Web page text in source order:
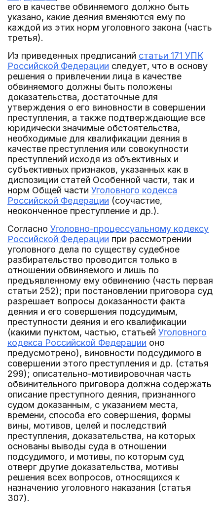
его в качестве обвиняемого должно быть
указано, какие деяния вменяются ему по
каждой из этих норм уголовного закона (часть
третья).
Из приведенных предписаний статьи 171 УПК
Российской Федерации следует, что в основу
решения о привлечении лица в качестве
обвиняемого должны быть положены
доказательства, достаточные для
утверждения о его виновности в совершении
преступления, а также подтверждающие все
юридически значимые обстоятельства,
необходимые для квалификации деяния в
качестве преступления или совокупности
преступлений исходя из объективных и
субъективных признаков, указанных как в
диспозиции статей Особенной части, так и
норм Общей части Уголовного кодекса
Российской Федерации (соучастие,
неоконченное преступление и др.).
Согласно Уголовно-процессуальному кодексу
Российской Федерации при рассмотрении
уголовного дела по существу судебное
разбирательство проводится только в
отношении обвиняемого и лишь по
предъявленному ему обвинению (часть первая
статьи 252); при постановлении приговора суд
разрешает вопросы доказанности факта
деяния и его совершения подсудимым,
преступности деяния и его квалификации
(какими пунктом, частью, статьей Уголовного
кодекса Российской Федерации оно
предусмотрено), виновности подсудимого в
совершении этого преступления и др. (статья
299); описательно-мотивировочная часть
обвинительного приговора должна содержать
описание преступного деяния, признанного
судом доказанным, с указанием места,
времени, способа его совершения, формы
вины, мотивов, целей и последствий
преступления, доказательства, на которых
основаны выводы суда в отношении
подсудимого, и мотивы, по которым суд
отверг другие доказательства, мотивы
решения всех вопросов, относящихся к
назначению уголовного наказания (статья
307).